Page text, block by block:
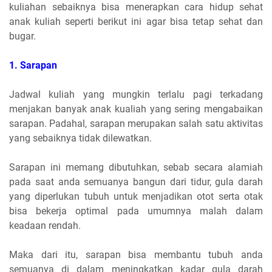
kuliahan sebaiknya bisa menerapkan cara hidup sehat
anak kuliah seperti berikut ini agar bisa tetap sehat dan
bugar.
1. Sarapan
Jadwal kuliah yang mungkin terlalu pagi terkadang
menjakan banyak anak kualiah yang sering mengabaikan
sarapan. Padahal, sarapan merupakan salah satu aktivitas
yang sebaiknya tidak dilewatkan.
Sarapan ini memang dibutuhkan, sebab secara alamiah
pada saat anda semuanya bangun dari tidur, gula darah
yang diperlukan tubuh untuk menjadikan otot serta otak
bisa bekerja optimal pada umumnya malah dalam
keadaan rendah.
Maka dari itu, sarapan bisa membantu tubuh anda
semuanya di dalam meningkatkan kadar gula darah